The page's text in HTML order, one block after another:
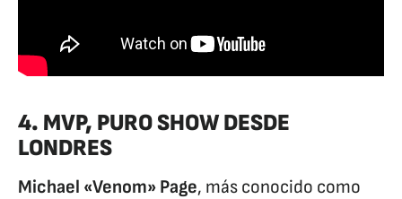
4. MVP, PURO SHOW DESDE
LONDRES
Michael «Venom» Page, más conocido como